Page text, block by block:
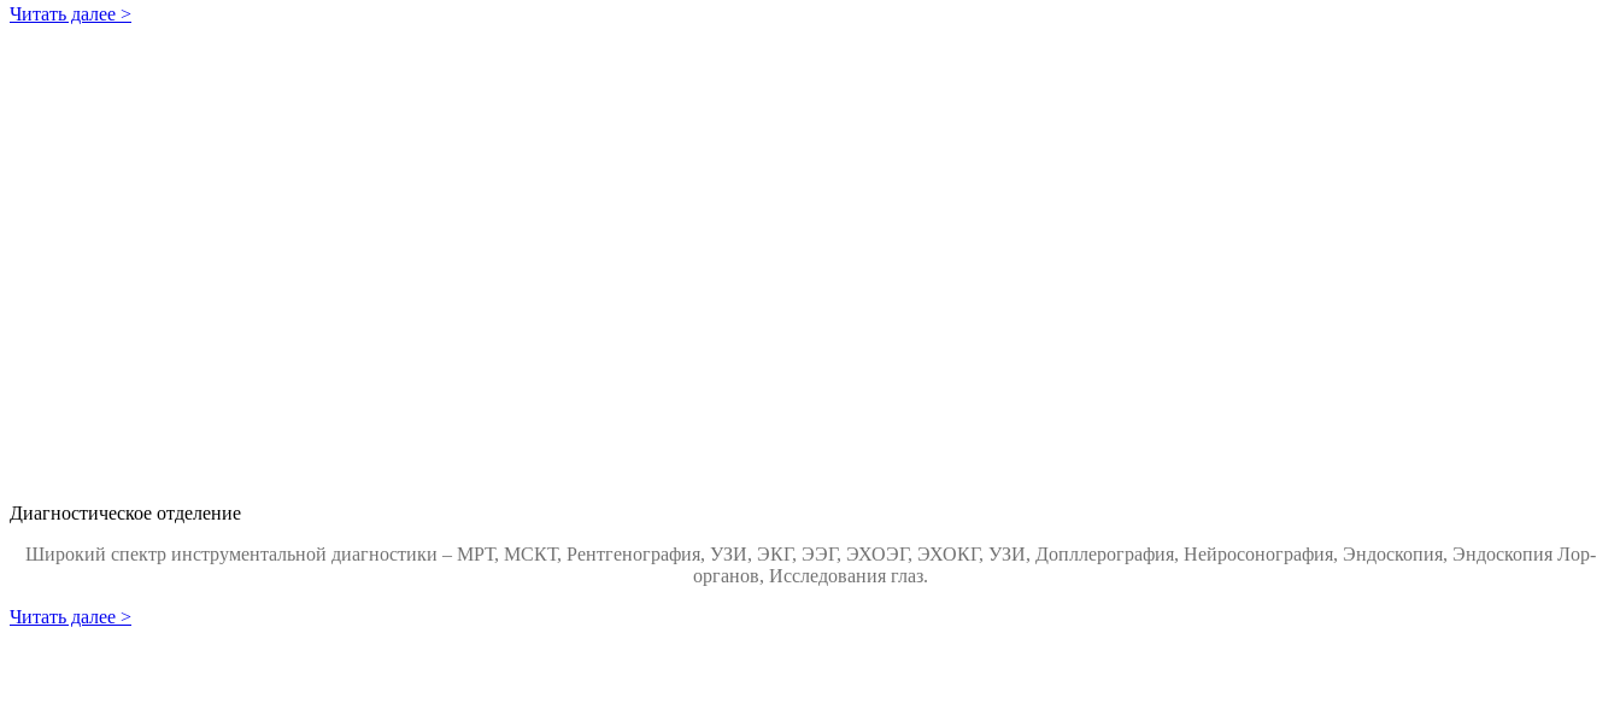
Читать далее >
Диагностическое отделение
Широкий спектр инструментальной диагностики – МРТ, МСКТ, Рентгенография, УЗИ, ЭКГ, ЭЭГ, ЭХОЭГ, ЭХОКГ, УЗИ, Допллерография, Нейросонография, Эндоскопия, Эндоскопия Лор-
органов, Исследования глаз.
Читать далее >